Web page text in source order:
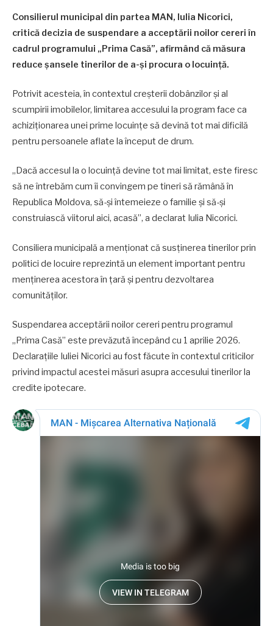
Consilierul municipal din partea MAN, Iulia Nicorici,
critică decizia de suspendare a acceptării noilor cereri în
cadrul programului „Prima Casă”, afirmând că măsura
reduce șansele tinerilor de a-și procura o locuință.
Potrivit acesteia, în contextul creșterii dobânzilor și al
scumpirii imobilelor, limitarea accesului la program face ca
achiziționarea unei prime locuințe să devină tot mai dificilă
pentru persoanele aflate la început de drum.
„Dacă accesul la o locuință devine tot mai limitat, este firesc
să ne întrebăm cum îi convingem pe tineri să rămână în
Republica Moldova, să-și întemeieze o familie și să-și
construiască viitorul aici, acasă”, a declarat Iulia Nicorici.
Consiliera municipală a menționat că susținerea tinerilor prin
politici de locuire reprezintă un element important pentru
menținerea acestora în țară și pentru dezvoltarea
comunităților.
Suspendarea acceptării noilor cereri pentru programul
„Prima Casă” este prevăzută începând cu 1 aprilie 2026.
Declarațiile Iuliei Nicorici au fost făcute în contextul criticilor
privind impactul acestei măsuri asupra accesului tinerilor la
credite ipotecare.